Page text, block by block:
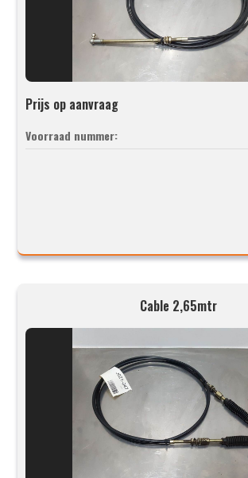
Prijs op aanvraag
Voorraad nummer:
Cable 2,65mtr